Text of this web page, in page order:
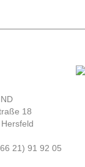
18
21) 91 92 05